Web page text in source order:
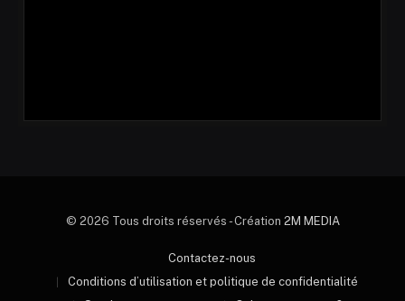
© 2026 Tous droits réservés - Création 2M MEDIA
Contactez-nous
Conditions d’utilisation et politique de confidentialité